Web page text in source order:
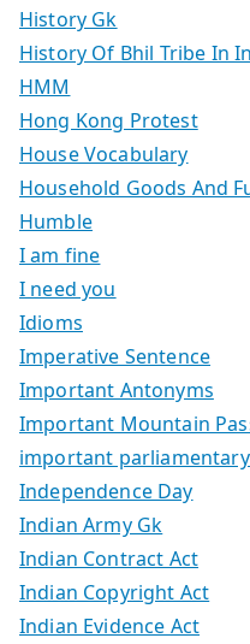
History Gk
History Of Bhil Tribe In
HMM
Hong Kong Protest
House Vocabulary
Household Goods And
Humble
I am fine
I need you
Idioms
Imperative Sentence
Important Antonyms
Important Mountain
important
Independence Day
Indian Army Gk
Indian Contract Act
Indian Copyright Act
Indian Evidence Act